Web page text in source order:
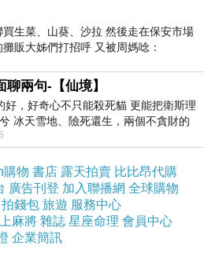
生菜、山葵、沙拉 然後走在保安市場
販大姊們打招呼 又被周媽唸：
聊兩句-【仙境】
好，好奇心不只能殺死貓 更能把衛斯理
冰天雪地、險死還生，兩個不貪財的
？ 人家追尋愛情還
購物 書店 露天拍賣 比比昂代購
廣告刊登 加入聯播網 全球購物
拍錢包 旅遊 服務中心
麻將 雜誌 星座命理 會員中心
企業簡訊